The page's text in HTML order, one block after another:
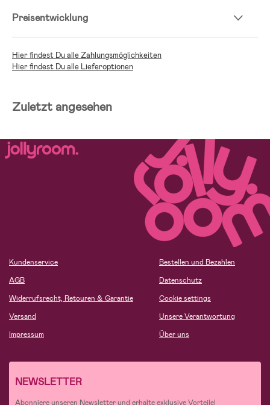
Preisentwicklung
Hier findest Du alle Zahlungsmöglichkeiten
Hier findest Du alle Lieferoptionen
Zuletzt angesehen
Kundenservice
AGB
Widerrufsrecht, Retouren & Garantie
Versand
Impressum
Bestellen und Bezahlen
Datenschutz
Cookie settings
Unsere Verantwortung
Über uns
NEWSLETTER
Abonniere unseren Newsletter und erhalte exklusive Vorteile!